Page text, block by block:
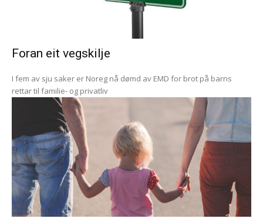
Foran eit vegskilje
I fem av sju saker er Noreg nå dømd av EMD for brot på barns
rettar til familie- og privatliv